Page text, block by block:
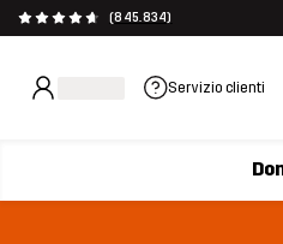
(845.834)
Servizio clienti